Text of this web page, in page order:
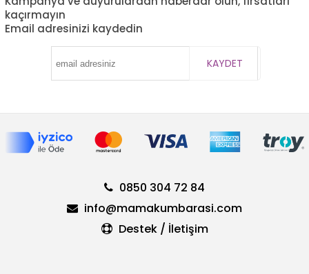
kaçırmayın
Email adresinizi kaydedin
KAYDET
0850 304 72 84
info@mamakumbarasi.com
Destek / İletişim